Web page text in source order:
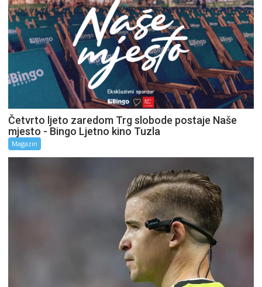
Četvrto ljeto zaredom Trg slobode postaje Naše
mjesto - Bingo Ljetno kino Tuzla
Magazin